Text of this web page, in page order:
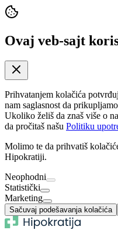
Ovaj veb-sajt
Prihvatanjem kolačića
nam saglasnost da
Ukoliko želiš da znaš više o
da pročitaš našu Politiku
Molimo te da prihvatiš
Hipokratiji.
Neophodni
Statistički
Marketing
Sačuvaj podešavanja kolačića